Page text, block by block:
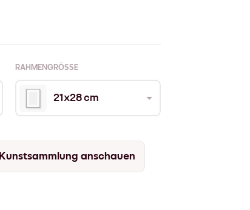
RAHMENGRÖSSE
21x28 cm
Kunstsammlung anschauen